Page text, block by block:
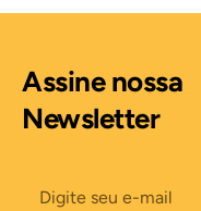
Assine nossa
Newsletter